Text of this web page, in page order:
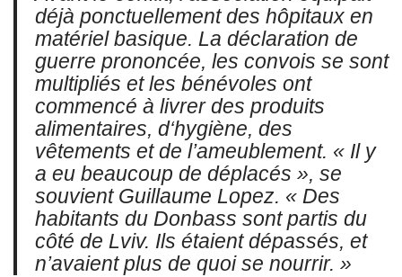
déjà ponctuellement des hôpitaux en
matériel basique. La déclaration de
guerre prononcée, les convois se sont
multipliés et les bénévoles ont
commencé à livrerdes produits
alimentaires, d‘hygiène, des
vêtements et de l’ameublement. « Il y
a eu beaucoup de déplacés », se
souvient Guillaume Lopez. « Des
habitants du Donbass sont partis du
côté de Lviv. Ils étaient dépassés, et
n’avaient plus de quoi se nourrir. »